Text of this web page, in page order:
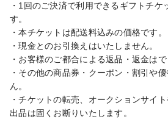
・1回のご決済で利用できるギフトチケ
す。
・本チケットは配送料込みの価格です。
・現金とのお引換えはいたしません。
・お客様のご都合による返品・返金はで
・その他の商品券・クーポン・割引や
ん。
・チケットの転売、オークションサイ
出品は固くお断りいたします。